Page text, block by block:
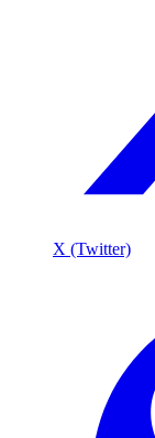
X (Twitter)